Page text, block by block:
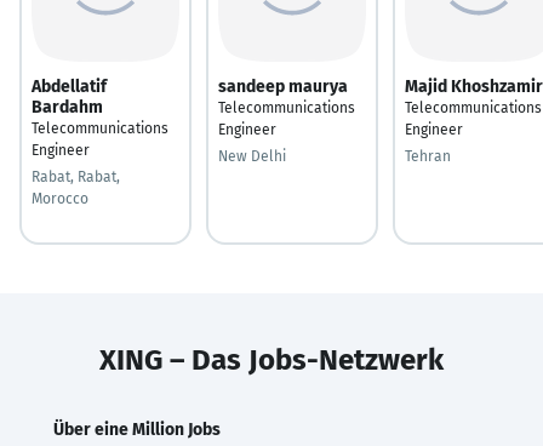
Abdellatif
Bardahm
Telecommunications
Engineer
Rabat, Rabat,
Morocco
sandeep maurya
Telecommunications
Engineer
New Delhi
Majid Khoshzamir
Telecommunications
Engineer
Tehran
XING – Das Jobs-Netzwerk
Über eine Million Jobs